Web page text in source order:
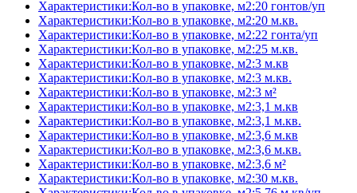
Характеристики:Кол-во в упаковке, м2:20 гонтов/уп
Характеристики:Кол-во в упаковке, м2:20 м.кв.
Характеристики:Кол-во в упаковке, м2:22 гонта/уп
Характеристики:Кол-во в упаковке, м2:25 м.кв.
Характеристики:Кол-во в упаковке, м2:3 м.кв
Характеристики:Кол-во в упаковке, м2:3 м.кв.
Характеристики:Кол-во в упаковке, м2:3 м²
Характеристики:Кол-во в упаковке, м2:3,1 м.кв
Характеристики:Кол-во в упаковке, м2:3,1 м.кв.
Характеристики:Кол-во в упаковке, м2:3,6 м.кв
Характеристики:Кол-во в упаковке, м2:3,6 м.кв.
Характеристики:Кол-во в упаковке, м2:3,6 м²
Характеристики:Кол-во в упаковке, м2:30 м.кв.